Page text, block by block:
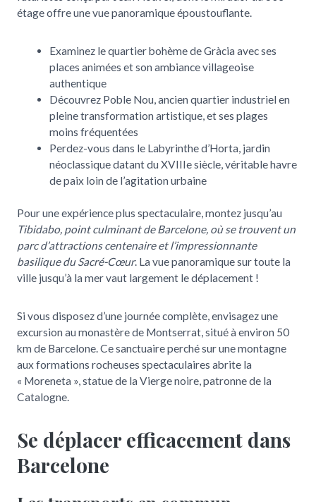
étage offre une vue panoramique époustouflante.
Examinez le quartier bohème de Gràcia avec ses
places animées et son ambiance villageoise
authentique
Découvrez Poble Nou, ancien quartier industriel en
pleine transformation artistique, et ses plages
moins fréquentées
Perdez-vous dans le Labyrinthe d’Horta, jardin
néoclassique datant du XVIIIe siècle, véritable havre
de paix loin de l’agitation urbaine
Pour une expérience plus spectaculaire, montez jusqu’au
Tibidabo, point culminant de Barcelone, où se trouvent un
parc d’attractions centenaire et l’impressionnante
basilique du Sacré-Cœur. La vue panoramique sur toute la
ville jusqu’à la mer vaut largement le déplacement !
Si vous disposez d’une journée complète, envisagez une
excursion au monastère de Montserrat, situé à environ 50
km de Barcelone. Ce sanctuaire perché sur une montagne
aux formations rocheuses spectaculaires abrite la
« Moreneta », statue de la Vierge noire, patronne de la
Catalogne.
Se déplacer efficacement dans
Barcelone